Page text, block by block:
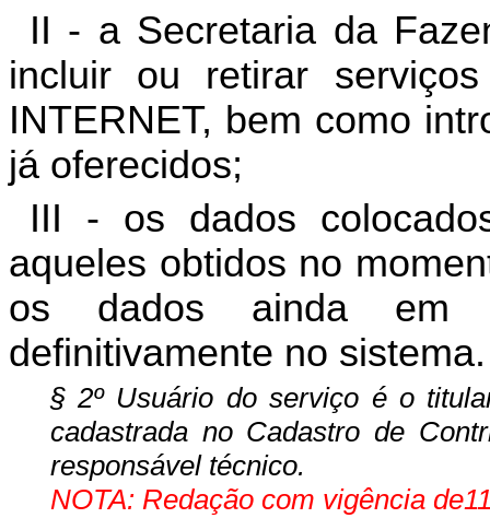
II - a Secretaria da
incluir ou retirar
INTERNET, bem como
já oferecidos;
III - os dados
aqueles obtidos no
os dados ainda em
definitivamente no sistema.
§ 2º Usuário do serviço é o
cadastrada no Cadastro de
responsável técnico.
NOTA: Redação com vigência